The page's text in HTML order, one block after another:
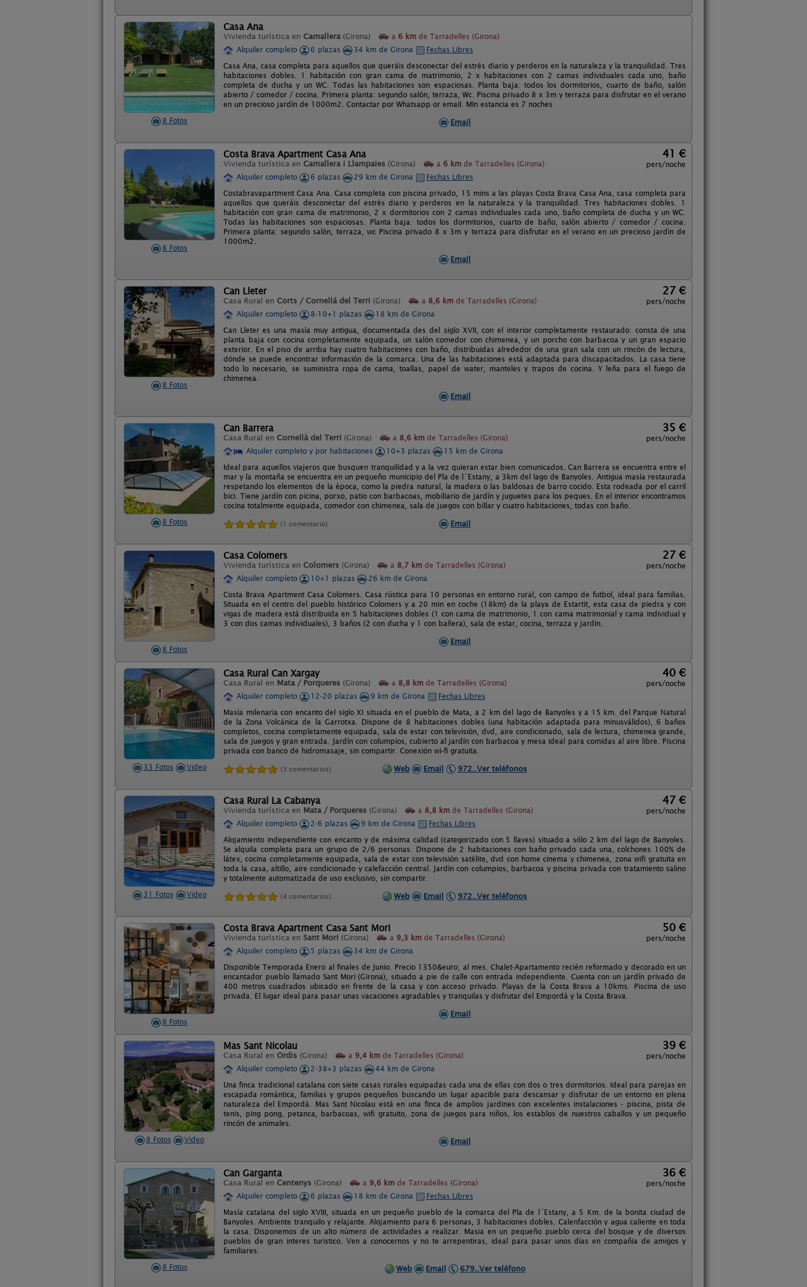
8 Fotos
Casa Ana
Vivienda turística en Camallera (Girona) a 6 km de Tarradelles (Girona)
Alquiler completo
6 plazas 34 km de Girona
Fechas Libres
Casa Ana, casa completa para aquellos que queráis desconectar del estrés diario y perderos en la naturaleza y la tranquilidad. Tres
habitaciones dobles. 1 habitación con gran cama de matrimonio, 2 x habitaciones con 2 camas individuales cada uno, baño
completa de ducha y un WC. Todas las habitaciones son espaciosas. Planta baja: todos los dormitorios, cuarto de baño, salón
abierto / comedor / cocina. Primera planta: segundo salón, terraza, Wc. Piscina privado 8 x 3m y terraza para disfrutar en el verano
en un precioso jardín de 1000m2. Contactar por Whatsapp or email. MIn estancia es 7 noches
Email
8 Fotos
Costa Brava Apartment Casa Ana
Vivienda turística en Camallera i Llampaies (Girona) a 6 km de Tarradelles (Girona)
41 €
pers/noche
Alquiler completo
6 plazas 29 km de Girona
Fechas Libres
Costabravapartment Casa Ana. Casa completa con piscina privado, 15 mins a las playas Costa Brava Casa Ana, casa completa para
aquellos que queráis desconectar del estrés diario y perderos en la naturaleza y la tranquilidad. Tres habitaciones dobles. 1
habitación con gran cama de matrimonio, 2 x dormitorios con 2 camas individuales cada uno, baño completa de ducha y un WC.
Todas las habitaciones son espaciosas. Planta baja: todos los dormitorios, cuarto de baño, salón abierto / comedor / cocina.
Primera planta: segundo salón, terraza, wc Piscina privado 8 x 3m y terraza para disfrutar en el verano en un precioso jardín de
1000m2.
Email
8 Fotos
Can Lleter
Casa Rural en Corts / Cornellá del Terri (Girona) a 8,6 km de Tarradelles (Girona)
27 €
pers/noche
Alquiler completo
8-10+1 plazas
18 km de Girona
Can Lleter es una masía muy antigua, documentada des del siglo XVII, con el interior completamente restaurado: consta de una
planta baja con cocina completamente equipada, un salón comedor con chimenea, y un porcho con barbacoa y un gran espacio
exterior. En el piso de arriba hay cuatro habitaciones con baño, distribuidas alrededor de una gran sala con un rincón de lectura,
dónde se puede encontrar información de la comarca. Una de las habitaciones está adaptada para discapacitados. La casa tiene
todo lo necesario, se suministra ropa de cama, toallas, papel de water, manteles y trapos de cocina. Y leña para el fuego de
chimenea.
Email
8 Fotos
Can Barrera
Casa Rural en Cornellà del Terri (Girona) a 8,6 km de Tarradelles (Girona)
35 €
pers/noche
Alquiler completo y por habitaciones
10+3 plazas
15 km de Girona
Ideal para aquellos viajeros que busquen tranquilidad y a la vez quieran estar bien comunicados. Can Barrera se encuentra entre el
mar y la montaña se encuentra en un pequeño municipio del Pla de l´Estany, a 3km del lago de Banyoles. Antigua masía restaurada
respetando los elementos de la época, como la piedra natural, la madera o las baldosas de barro cocido. Esta rodeada por el carril
bici. Tiene jardín con picina, porxo, patio con barbacoas, mobiliario de jardín y juguetes para los peques. En el interior encontramos
cocina totalmente equipada, comedor con chimenea, sala de juegos con billar y cuatro habitaciones, todas con baño.
(1 comentario) Email
8 Fotos
Casa Colomers
Vivienda turística en Colomers (Girona) a 8,7 km de Tarradelles (Girona)
27 €
pers/noche
Alquiler completo
10+1 plazas
26 km de Girona
Costa Brava Apartment Casa Colomers. Casa rústica para 10 personas en entorno rural, con campo de futbol, ideal para familias.
Situada en el centro del pueblo histórico Colomers y a 20 min en coche (18km) de la playa de Estartit, esta casa de piedra y con
vigas de madera está distribuida en 5 habitaciones dobles (1 con cama de matrimonio, 1 con cama matrimonial y cama individual y
3 con dos camas individuales), 3 baños (2 con ducha y 1 con bañera), sala de estar, cocina, terraza y jardín.
Email
33 Fotos Video
Casa Rural Can Xargay
Casa Rural en Mata / Porqueres (Girona) a 8,8 km de Tarradelles (Girona)
40 €
pers/noche
Alquiler completo
12-20 plazas 9 km de Girona
Fechas Libres
Masía milenaria con encanto del siglo XI situada en el pueblo de Mata, a 2 km del lago de Banyoles y a 15 km. del Parque Natural
de la Zona Volcánica de la Garrotxa. Dispone de 8 habitaciones dobles (una habitación adaptada para minusválidos), 6 baños
completos, cocina completamente equipada, sala de estar con televisión, dvd, aire condicionado, sala de lectura, chimenea grande,
sala de juegos y gran entrada. Jardín con columpios, cubierto al jardín con barbacoa y mesa ideal para comidas al aire libre. Piscina
privada con banco de hidromasaje, sin compartir. Conexión wi-fi gratuita.
(3 comentarios) Web Email 972..Ver teléfonos
31 Fotos Video
Casa Rural La Cabanya
Vivienda turística en Mata / Porqueres (Girona) a 8,8 km de Tarradelles (Girona)
47 €
pers/noche
Alquiler completo
2-6 plazas 9 km de Girona
Fechas Libres
Alojamiento independiente con encanto y de máxima calidad (categorizado con 5 llaves) situado a sólo 2 km del lago de Banyoles.
Se alquila completa para un grupo de 2/6 personas. Dispone de 2 habitaciones con baño privado cada una, colchones 100% de
látex, cocina completamente equipada, sala de estar con televisión satélite, dvd con home cinema y chimenea, zona wifi gratuita en
toda la casa, altillo, aire condicionado y calefacción central. Jardín con columpios, barbacoa y piscina privada con tratamiento salino
y totalmente automatizada de uso exclusivo, sin compartir.
(4 comentarios) Web Email 972..Ver teléfonos
8 Fotos
Costa Brava Apartment Casa Sant Mori
Vivienda turística en Sant Mori (Girona) a 9,3 km de Tarradelles (Girona)
50 €
pers/noche
Alquiler completo
5 plazas
34 km de Girona
Disponible Temporada Enero al finales de Junio. Precio 1350&euro; al mes. Chalet-Apartamento recién reformado y decorado en un
encantador pueblo llamado Sant Mori (Girona), situado a pie de calle con entrada independiente. Cuenta con un jardín privado de
400 metros cuadrados ubicado en frente de la casa y con acceso privado. Playas de la Costa Brava a 10kms. Piscina de uso
privada. El lugar ideal para pasar unas vacaciones agradables y tranquilas y disfrutar del Empordà y la Costa Brava.
Email
8 Fotos Video
Mas Sant Nicolau
Casa Rural en Ordis (Girona) a 9,4 km de Tarradelles (Girona)
39 €
pers/noche
Alquiler completo
2-38+3 plazas
44 km de Girona
Una finca tradicional catalana con siete casas rurales equipadas cada una de ellas con dos o tres dormitorios. Ideal para parejas en
escapada romántica, familias y grupos pequeños buscando un lugar apacible para descansar y disfrutar de un entorno en plena
naturaleza del Empordà. Mas Sant Nicolau está en una finca de amplios jardines con excelentes instalaciones - piscina, pista de
tenis, ping pong, petanca, barbacoas, wifi gratuito, zona de juegos para niños, los establos de nuestros caballos y un pequeño
rincón de animales.
Email
8 Fotos
Can Garganta
Casa Rural en Centenys (Girona) a 9,6 km de Tarradelles (Girona)
36 €
pers/noche
Alquiler completo
6 plazas 18 km de Girona
Fechas Libres
Masía catalana del siglo XVIII, situada en un pequeño pueblo de la comarca del Pla de l´Estany, a 5 Km. de la bonita ciudad de
Banyoles. Ambiente tranquilo y relajante. Alojamiento para 6 personas, 3 habitaciones dobles. Calenfacción y agua caliente en toda
la casa. Disponemos de un alto número de actividades a realizar. Masia en un pequeño pueblo cerca del bosque y de diversos
pueblos de gran interes turistico. Ven a conocernos y no te arrepentiras, ideal para pasar unos días en compañia de amigos y
familiares.
Web
Email 679..Ver teléfono